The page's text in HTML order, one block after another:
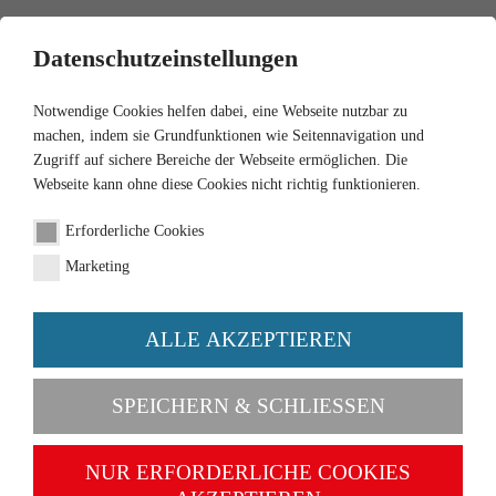
1:87
Feuerwehr - Rosenbauer
Artikel-Nr. 061247
Datenschutzeinstellungen
Notwendige Cookies helfen dabei, eine Webseite nutzbar zu
machen, indem sie Grundfunktionen wie Seitennavigation und
Zugriff auf sichere Bereiche der Webseite ermöglichen. Die
Webseite kann ohne diese Cookies nicht richtig funktionieren.
Erforderliche Cookies
Marketing
ALLE AKZEPTIEREN
SPEICHERN & SCHLIESSEN
NUR ERFORDERLICHE COOKIES